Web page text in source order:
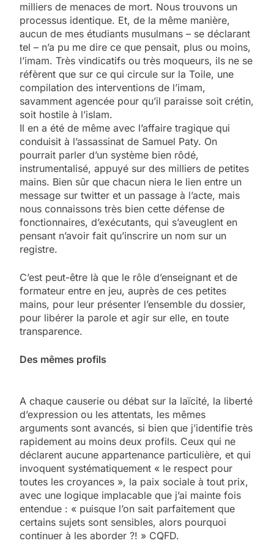
milliers de menaces de mort. Nous trouvons un
processus identique. Et, de la même manière,
aucun de mes étudiants musulmans – se déclarant
tel – n’a pu me dire ce que pensait, plus ou moins,
l’imam. Très vindicatifs ou très moqueurs, ils ne se
réfèrent que sur ce qui circule sur la Toile, une
compilation des interventions de l’imam,
savamment agencée pour qu’il paraisse soit crétin,
soit hostile à l’islam.
Il en a été de même avec l’affaire tragique qui
conduisit à l’assassinat de Samuel Paty. On
pourrait parler d’un système bien rôdé,
instrumentalisé, appuyé sur des milliers de petites
mains. Bien sûr que chacun niera le lien entre un
message sur twitter et un passage à l’acte, mais
nous connaissons très bien cette défense de
fonctionnaires, d’exécutants, qui s’aveuglent en
pensant n’avoir fait qu’inscrire un nom sur un
registre.
C’est peut-être là que le rôle d’enseignant et de
formateur entre en jeu, auprès de ces petites
mains, pour leur présenter l’ensemble du dossier,
pour libérer la parole et agir sur elle, en toute
transparence.
Des mêmes profils
A chaque causerie ou débat sur la laïcité, la liberté
d’expression ou les attentats, les mêmes
arguments sont avancés, si bien que j’identifie très
rapidement au moins deux profils. Ceux qui ne
déclarent aucune appartenance particulière, et qui
invoquent systématiquement « le respect pour
toutes les croyances », la paix sociale à tout prix,
avec une logique implacable que j’ai mainte fois
entendue : « puisque l’on sait parfaitement que
certains sujets sont sensibles, alors pourquoi
continuer à les aborder ?! » CQFD.